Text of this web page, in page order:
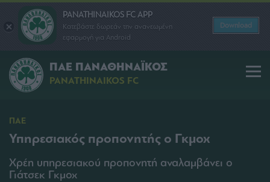
PANATHINAIKOS FC APP
Κατεβάστε δωρεάν την ανανεωμένη
εφαρμογή για Android
Download
ΠΑΕ ΠΑΝΑΘΗΝΑΪΚΟΣ
PANATHINAIKOS FC
ΠΑΕ
Υπηρεσιακός προπονητής ο Γκμοχ
Χρέη υπηρεσιακού προπονητή αναλαμβάνει ο
Γιάτσεκ Γκμοχ